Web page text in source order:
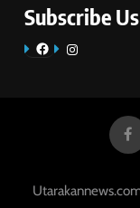
Subscribe Us
FacebookInstagram